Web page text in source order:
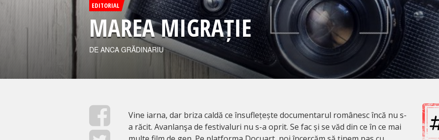
EDITORIAL
MAREA MIGRAȚIE
DE ANCA GRĂDINARIU
Vine iarna, dar briza caldă ce însuflețește documentarul românesc încă nu s-
a răcit. Avanlanşa de festivaluri nu s-a oprit. Se fac și se văd din ce în ce mai